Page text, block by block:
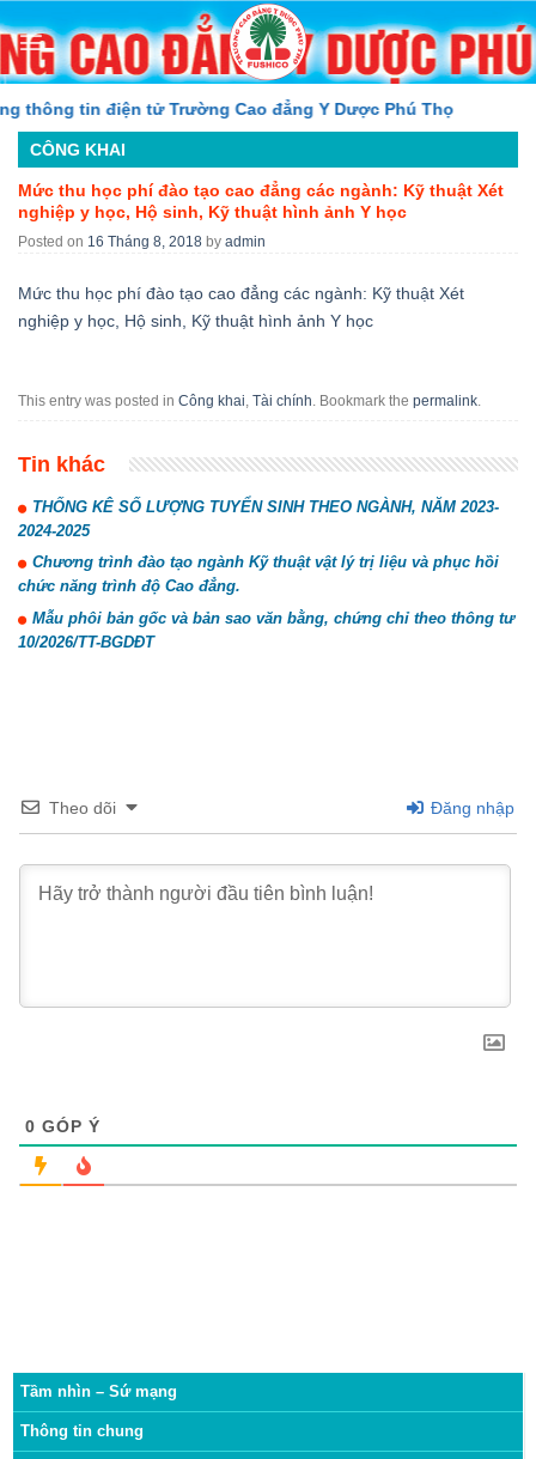
to
content
tin điện tử Trường Cao đẳng Y Dược Phú Thọ
Tầm nhìn – Sứ mạng
Thông tin chung
CÔNG KHAI
Mức thu học phí đào tạo cao đẳng các ngành: Kỹ thuật Xét
nghiệp y học, Hộ sinh, Kỹ thuật hình ảnh Y học
Posted on 16 Tháng 8, 2018 by admin
Mức thu học phí đào tạo cao đẳng các ngành: Kỹ thuật Xét
nghiệp y học, Hộ sinh, Kỹ thuật hình ảnh Y học
This entry was posted in Công khai Tài chính . Bookmark the permalink
Tin khác
THỐNG KÊ SỐ LƯỢNG TUYỂN SINH THEO NGÀNH, NĂM 2023-
2024-2025
Chương trình đào tạo ngành Kỹ thuật vật lý trị liệu và phục hồi
chức năng trình độ Cao đẳng.
Mẫu phôi bản gốc và bản sao văn bằng, chứng chỉ theo thông tư
10/2026/TT-BGDĐT
Theo dõi Đăng nhập
0 GÓP Ý